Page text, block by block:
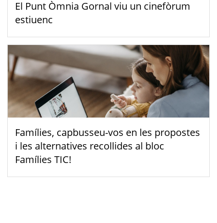
El Punt Òmnia Gornal viu un cinefòrum
estiuenc
Famílies, capbusseu-vos en les propostes
i les alternatives recollides al bloc
Famílies TIC!